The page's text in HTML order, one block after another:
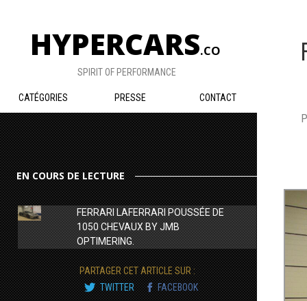
HYPERCARS.CO
SPIRIT OF PERFORMANCE
CATÉGORIES PRESSE CONTACT
EN COURS DE LECTURE
FERRARI LAFERRARI POUSSÉE DE
1050 CHEVAUX BY JMB
OPTIMERING.
PARTAGER CET ARTICLE SUR :
TWITTER
FACEBOOK